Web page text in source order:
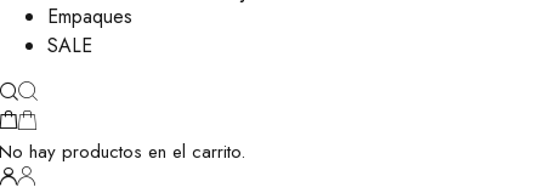
Empaques
SALE
hay productos en el carrito.